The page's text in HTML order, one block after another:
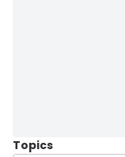
Topics